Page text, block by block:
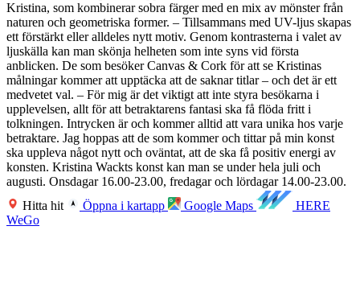
Kristina, som kombinerar sobra färger med en mix av mönster från
naturen och geometriska former. – Tillsammans med UV-ljus skapas
ett förstärkt eller alldeles nytt motiv. Genom kontrasterna i valet av
ljuskälla kan man skönja helheten som inte syns vid första
anblicken. De som besöker Canvas & Cork för att se Kristinas
målningar kommer att upptäcka att de saknar titlar – och det är ett
medvetet val. – För mig är det viktigt att inte styra besökarna i
upplevelsen, allt för att betraktarens fantasi ska få flöda fritt i
tolkningen. Intrycken är och kommer alltid att vara unika hos varje
betraktare. Jag hoppas att de som kommer och tittar på min konst
ska uppleva något nytt och oväntat, att de ska få positiv energi av
konsten. Kristina Wackts konst kan man se under hela juli och
augusti. Onsdagar 16.00-23.00, fredagar och lördagar 14.00-23.00.
Hitta hit
Öppna i kartapp Google Maps
HERE
WeGo